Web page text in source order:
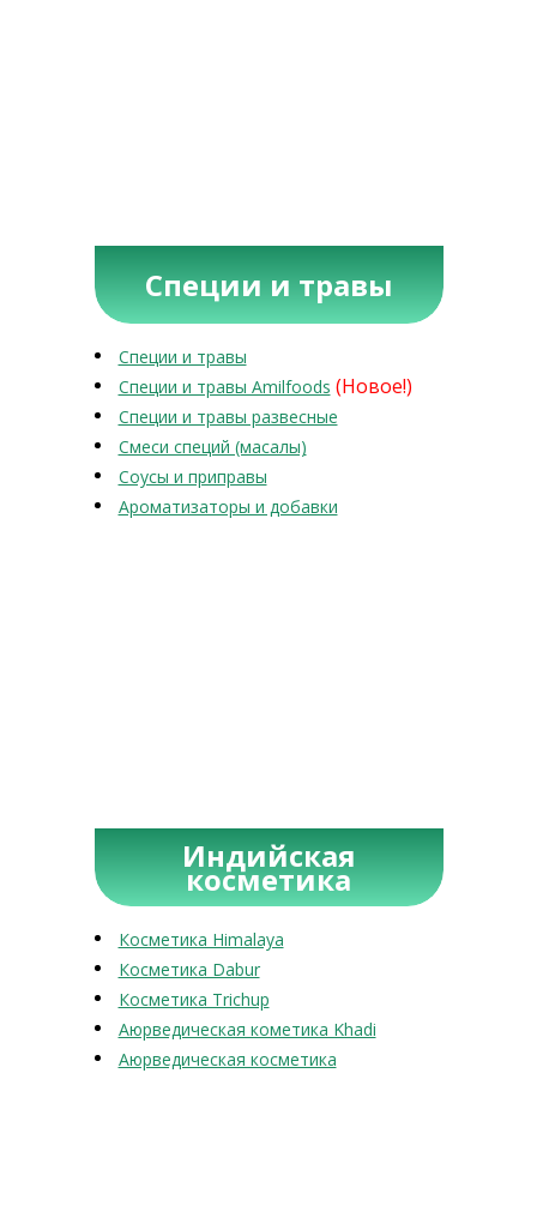
Специи и травы
Специи и травы
Специи и травы Amilfoods (Новое!)
Специи и травы развесные
Смеси специй (масалы)
Соусы и приправы
Ароматизаторы и добавки
Индийская
косметика
Косметика Himalaya
Косметика Dabur
Косметика Trichup
Аюрведическая кометика Khadi
Аюрведическая косметика